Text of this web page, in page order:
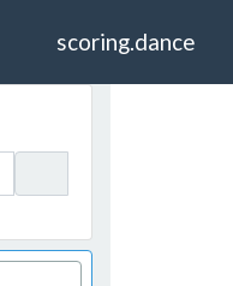
scoring.dance